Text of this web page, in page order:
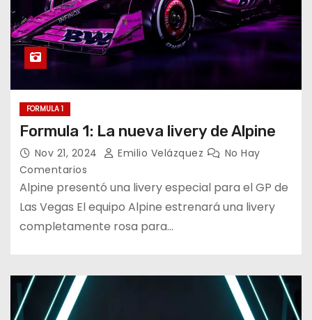
FORMULA 1
Formula 1: La nueva livery de Alpine
Nov 21, 2024 Emilio Velázquez
No Hay
Comentarios
Alpine presentó una livery especial para el GP de
Las Vegas El equipo Alpine estrenará una livery
completamente rosa para…